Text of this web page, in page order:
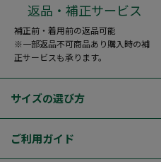
返品・補正サービス
補正前・着用前の返品可能
※一部返品不可商品あり購入時の補
正サービスも承ります。
サイズの選び方
ご利用ガイド